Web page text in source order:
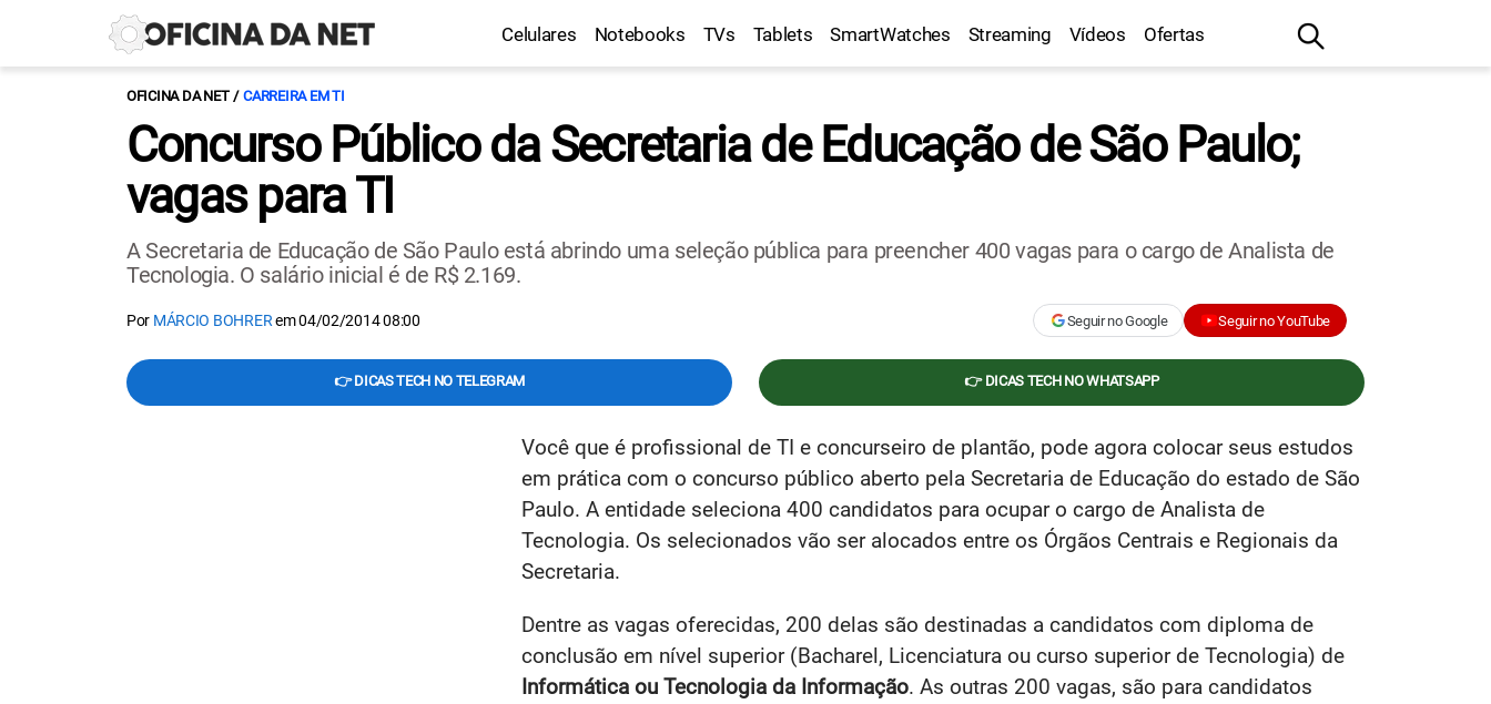
Celulares Notebooks TVs Tablets SmartWatches Streaming Vídeos Ofertas
OFICINA DA NET CARREIRA EM TI
Concurso Público da Secretaria de Educação de São Paulo;
vagas para TI
A Secretaria de Educação de São Paulo está abrindo uma seleção pública para preencher 400 vagas para o cargo de Analista de
Tecnologia. O salário inicial é de R$ 2.169.
Por MÁRCIO BOHRERem04/02/2014 08:00 Seguir no Google Seguir no YouTube
👉 DICAS TECH NO TELEGRAM 👉 DICAS TECH NO WHATSAPP
Você que é profissional de TI e concurseiro de plantão, pode agora colocar seus estudos
em prática com o concurso público aberto pela Secretaria de Educação do estado de São
Paulo. A entidade seleciona 400 candidatos para ocupar o cargo de Analista de
Tecnologia. Os selecionados vão ser alocados entre os Órgãos Centrais e Regionais da
Secretaria.
Dentre as vagas oferecidas, 200 delas são destinadas a candidatos com diploma de
conclusão em nível superior (Bacharel, Licenciatura ou curso superior de Tecnologia) de
Informática ou Tecnologia da Informação. As outras 200 vagas, são para candidatos